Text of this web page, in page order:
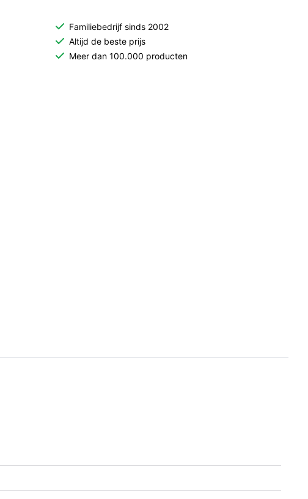
Familiebedrijf sinds 2002
Altijd de beste prijs
Meer dan 100.000 producten